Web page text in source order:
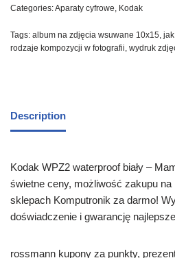
Categories:Aparaty cyfrowe, Kodak
Tags: album na zdjęcia wsuwane 10x15,
rodzaje kompozycji w fotografii, wydruk
Description
Kodak WPZ2 waterproof biały –
świetne ceny, możliwość zakupu na
sklepach Komputronik za darmo!
doświadczenie i gwarancję
rossmann kupony za punkty,